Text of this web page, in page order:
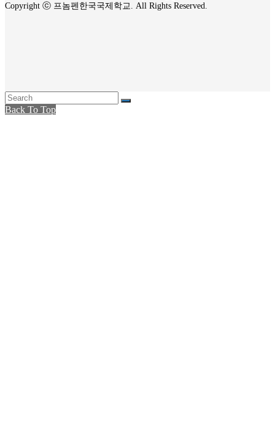
Copyright ⓒ 프놈펜한국국제학교. All Rights Reserved.
Back To Top